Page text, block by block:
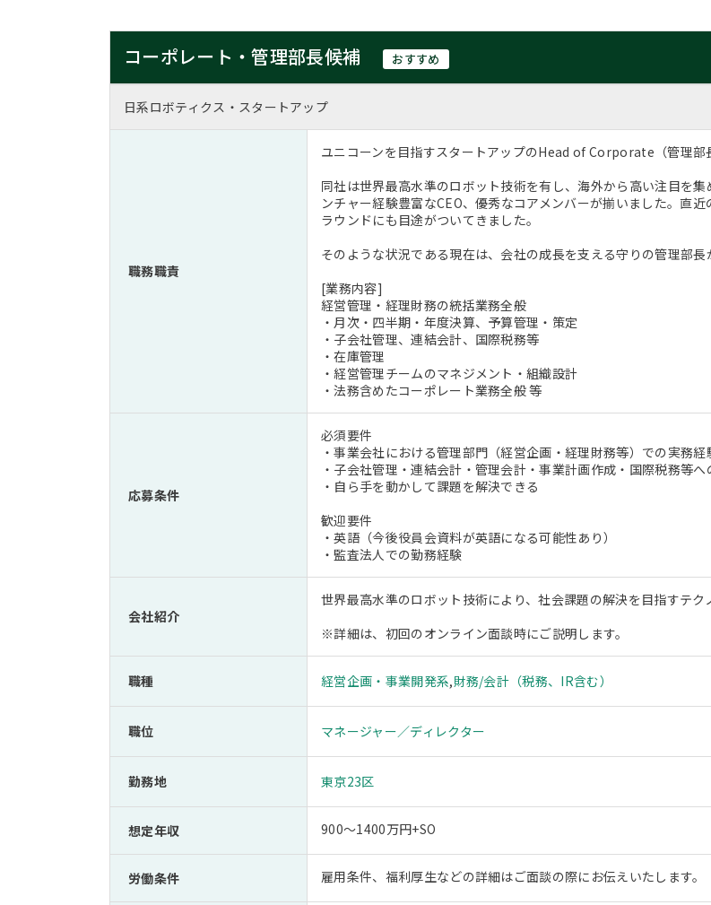
コーポレート・管理部長候補 おすすめ
日系ロボティクス・スタートアップ
職務職責
ユニコーンを目指すスタートアップのHead of Corporate（管理部
同社は世界最高水準のロボット技術を有し、海外から高い注目を
ンチャー経験豊富なCEO、優秀なコアメンバーが揃いました。直
ラウンドにも目途がついてきました。
そのような状況である現在は、会社の成長を支える守りの管理部長
[業務内容]
経営管理・経理財務の統括業務全般
・月次・四半期・年度決算、予算管理・策定
・子会社管理、連結会計、国際税務等
・在庫管理
・経営管理チームのマネジメント・組織設計
・法務含めたコーポレート業務全般 等
応募条件
必須要件
・事業会社における管理部門（経営企画・経理財務等）での実務経
・子会社管理・連結会計・管理会計・事業計画作成・国際税務等
・自ら手を動かして課題を解決できる
歓迎要件
・英語（今後役員会資料が英語になる可能性あり）
・監査法人での勤務経験
会社紹介
世界最高水準のロボット技術により、社会課題の解決を目指すテク
※詳細は、初回のオンライン面談時にご説明します。
職種 経営企画・事業開発系,財務/会計（税務、IR含む）
職位 マネージャー／ディレクター
勤務地 東京23区
想定年収 900～1400万円+SO
労働条件 雇用条件、福利厚生などの詳細はご面談の際にお伝えいたします。